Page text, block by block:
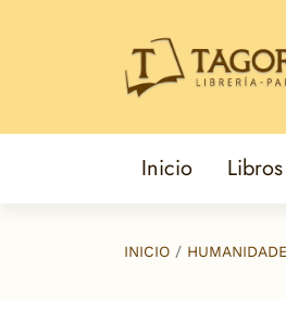
Inicio Libros
INICIO